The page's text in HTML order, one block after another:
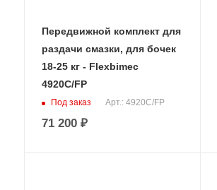
Передвижной комплект для
раздачи смазки, для бочек
18-25 кг - Flexbimec
4920C/FP
Под заказ Арт.: 4920C/FP
71 200 ₽